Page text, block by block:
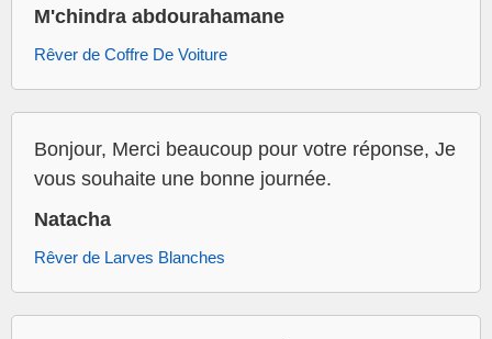
M'chindra abdourahamane
Rêver de Coffre De Voiture
Bonjour, Merci beaucoup pour votre réponse, Je
vous souhaite une bonne journée.
Natacha
Rêver de Larves Blanches